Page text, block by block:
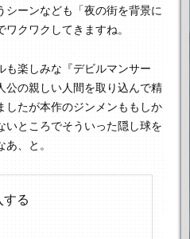
シーンなども 「夜の街を背景に
クワクしてきますね。
も楽しみな『デビルマンサー
公の親しい人間を取り込んで精
したが本作のジンメンももしか
いところでそういった隠し球を
、と。
る